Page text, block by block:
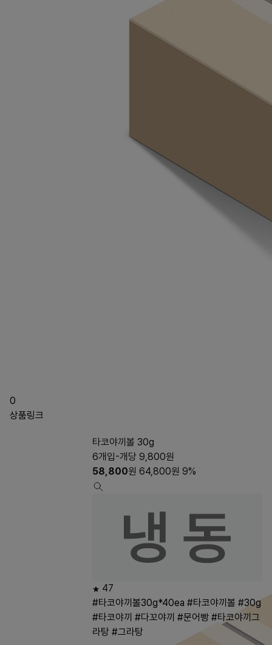
0
상품링크
타코야끼볼 30g
6개입-개당 9,800원
58,800원 64,800원 9%
47
#타코야끼볼30g*40ea #타코야끼볼 #30g
#타코야끼 #다꼬야끼 #문어빵 #타코야끼그
라탕 #그라탕